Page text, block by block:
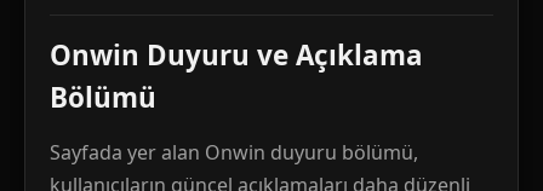
Onwin Duyuru ve Açıklama
Bölümü
Sayfada yer alan Onwin duyuru bölümü,
kullanıcıların güncel açıklamaları daha düzenli